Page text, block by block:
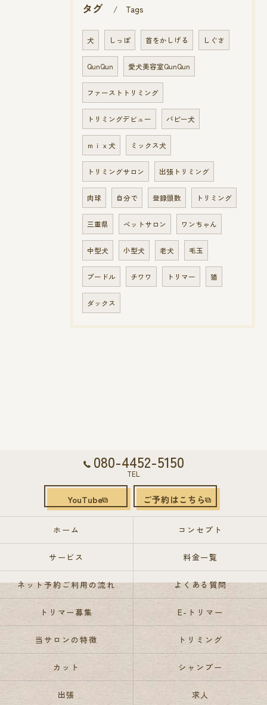
タグ Tags
犬 しっぽ 首をかしげる しぐさ
QunQun 愛犬美容室QunQun
ファーストトリミング
トリミングデビュー パピー犬
ｍｉｘ犬 ミックス犬
トリミングサロン 出張トリミング
肉球 自分で 登録頭数 トリミング
三重県 ペットサロン ワンちゃん
中型犬 小型犬 老犬 毛玉
プードル チワワ トリマー 猫
ダックス
080-4452-5150
TEL
YouTube ご予約はこちら
ホーム コンセプト
サービス 料金一覧
ネット予約ご利用の流れ よくある質問
トリマー募集 E-トリマー
当サロンの特徴 トリミング
カット シャンプー
出張 求人